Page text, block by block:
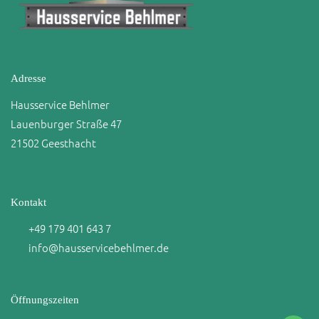
Adresse
Hausservice Behlmer
Lauenburger Straße 47
21502 Geesthacht
Kontakt
+49 179 401 643 7
info@hausservicebehlmer.de
Öffnungszeiten